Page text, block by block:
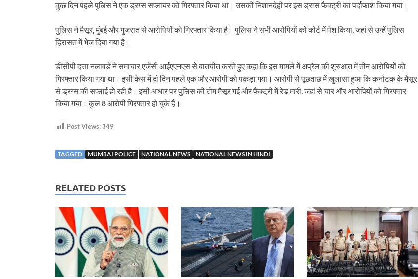
कुछ दिन पहले पुलिस ने एक ड्रग्स सप्लायर को गिरफ्तार किया था। उसकी निशानदेही पर इस ड्रग्स फैक्ट्री का पर्दाफाश किया गया।
पुलिस ने मैसूर, मुंबई और गुजरात से आरोपियों को गिरफ्तार किया है। पुलिस ने सभी आरोपियों को कोर्ट में पेश किया, जहां से उन्हें पुलिस
हिरासत में भेज दिया गया है।
डीसीपी दत्ता नलावडे ने समाचार एजेंसी आईएएनएस से बातचीत करते हुए कहा कि इस मामले में अप्रैल की शुरुआत में तीन आरोपियों को
गिरफ्तार किया गया था। इसी केस में दो दिन पहले एक और आरोपी को पकड़ा गया। आरोपी से पूछताछ में खुलासा हुआ कि कर्नाटक के मैसूर
से ड्रग्स की सप्लाई हो रही है। इसी आधार पर पुलिस की टीम मैसूर गई और फैक्ट्री में रेड मारी, जहां से चार और आरोपियों को गिरफ्तार
किया गया। कुल 8 आरोपी गिरफ्तार हो चुके हैं।
Post Views:349
TAGGED MUMBAI POLICE NATIONAL NEWS NATIONAL NEWS IN HINDI
RELATED POSTS